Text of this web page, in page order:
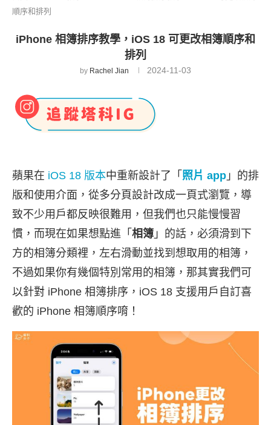
順序和排列
iPhone 相簿排序教學，iOS 18 可更改相簿順序和
排列
by Rachel Jian 2024-11-03
蘋果在 iOS 18 版本中重新設計了「 照片 app 」的排
版和使用介面，從多分頁設計改成一頁式瀏覽，導
致不少用戶都反映很難用，但我們也只能慢慢習
慣，而現在如果想點進「 相簿 」的話，必須滑到下
方的相簿分類裡，左右滑動並找到想取用的相簿，
不過如果你有幾個特別常用的相簿，那其實我們可
以針對 iPhone 相簿排序，iOS 18 支援用戶自訂喜
歡的 iPhone 相簿順序唷！